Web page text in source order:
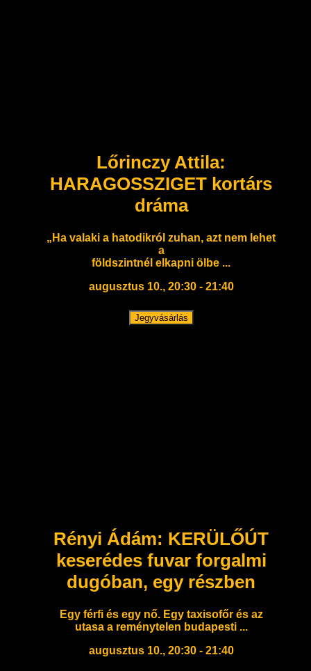
Lőrinczy Attila:
HARAGOSSZIGET kortárs
dráma
„Ha valaki a hatodikról zuhan, azt nem lehet
a
földszintnél elkapni ölbe ...
augusztus 10., 20:30 - 21:40
Jegyvásárlás
Rényi Ádám: KERÜLŐÚT
keserédes fuvar forgalmi
dugóban, egy részben
Egy férfi és egy nő. Egy taxisofőr és az
utasa a reménytelen budapesti ...
augusztus 10., 20:30 - 21:40